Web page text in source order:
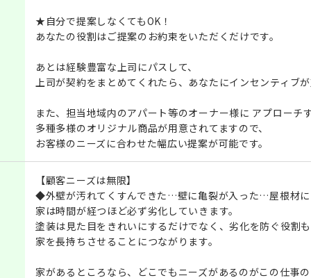
★自分で提案しなくてもOK！
あなたの役割はご提案のお約束をいただくだけです。
あとは経験豊富な上司にパスして、
上司が契約をまとめてくれたら、あなたにインセンティブ
また、担当地域内のアパート等のオーナー様に アプローチ
多種多様のオリジナル商品が用意されてますので、
お客様のニーズに合わせた幅広い提案が可能です。
【顧客ニーズは無限】
◆外壁が汚れてくすんできた…壁に亀裂が入った…屋根材
家は時間が経つほど必ず劣化していきます。
塗装は見た目をきれいにするだけでなく、劣化を防ぐ役割
家を長持ちさせることにつながります。
家があるところなら、どこでもニーズがあるのがこの仕事